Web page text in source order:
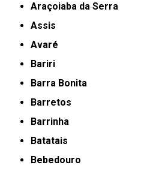
Araçoiaba da Serra
Assis
Avaré
Bariri
Barra Bonita
Barretos
Barrinha
Batatais
Bebedouro